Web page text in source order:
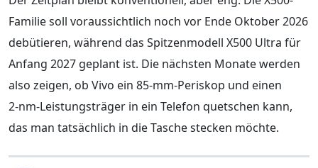
Familie soll voraussichtlich noch vor Ende Oktober 2026
debütieren, während das Spitzenmodell X500 Ultra für
Anfang 2027 geplant ist. Die nächsten Monate werden
also zeigen, ob Vivo ein 85‑mm-Periskop und einen
2‑nm-Leistungsträger in ein Telefon quetschen kann,
das man tatsächlich in die Tasche stecken möchte.